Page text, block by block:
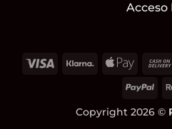
Acceso
Visa Klarna Apple
Copyright 2026 ©